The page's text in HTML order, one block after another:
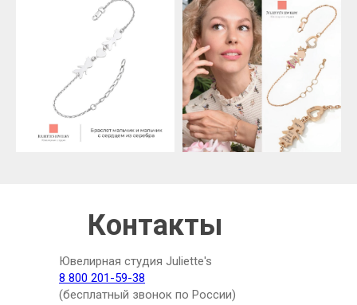
Ювелирная студия Juliette's
8 800 201-59-38
(бесплатный звонок по России)
Контакты